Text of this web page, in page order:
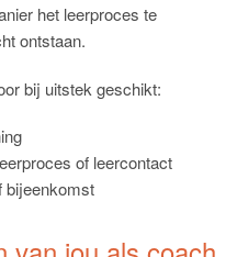
het leerproces te
ontstaan.
bij uitstek geschikt:
of leercontact
bijeenkomst